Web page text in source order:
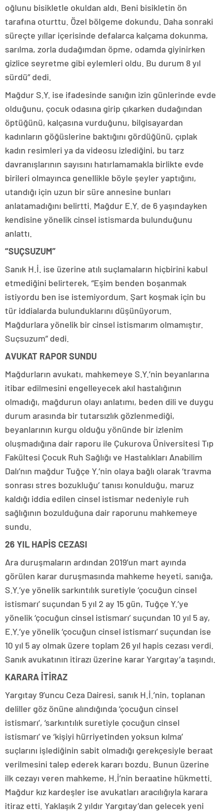
oğlunu bisikletle okuldan aldı. Beni bisikletin ön
tarafına oturttu. Özel bölgeme dokundu. Daha sonraki
süreçte yıllar içerisinde defalarca kalçama dokunma,
sarılma, zorla dudağımdan öpme, odamda giyinirken
gizlice seyretme gibi eylemleri oldu. Bu durum 8 yıl
sürdü” dedi.
Mağdur S.Y. ise ifadesinde sanığın izin günlerinde evde
olduğunu, çocuk odasına girip çıkarken dudağından
öptüğünü, kalçasına vurduğunu, bilgisayardan
kadınların göğüslerine baktığını gördüğünü, çıplak
kadın resimleri ya da videosu izlediğini, bu tarz
davranışlarının sayısını hatırlamamakla birlikte evde
birileri olmayınca genellikle böyle şeyler yaptığını,
utandığı için uzun bir süre annesine bunları
anlatamadığını belirtti. Mağdur E.Y. de 6 yaşındayken
kendisine yönelik cinsel istismarda bulunduğunu
anlattı.
“SUÇSUZUM”
Sanık H.İ. ise üzerine atılı suçlamaların hiçbirini kabul
etmediğini belirterek, “Eşim benden boşanmak
istiyordu ben ise istemiyordum. Şart koşmak için bu
tür iddialarda bulunduklarını düşünüyorum.
Mağdurlara yönelik bir cinsel istismarım olmamıştır.
Suçsuzum” dedi.
AVUKAT RAPOR SUNDU
Mağdurların avukatı, mahkemeye S.Y.’nin beyanlarına
itibar edilmesini engelleyecek akıl hastalığının
olmadığı, mağdurun olayı anlatımı, beden dili ve duygu
durum arasında bir tutarsızlık gözlenmediği,
beyanlarının kurgu olduğu yönünde bir izlenim
oluşmadığına dair raporu ile Çukurova Üniversitesi Tıp
Fakültesi Çocuk Ruh Sağlığı ve Hastalıkları Anabilim
Dalı’nın mağdur Tuğçe Y.’nin olaya bağlı olarak ‘travma
sonrası stres bozukluğu’ tanısı konulduğu, maruz
kaldığı iddia edilen cinsel istismar nedeniyle ruh
sağlığının bozulduğuna dair raporunu mahkemeye
sundu.
26 YIL HAPİS CEZASI
Ara duruşmaların ardından 2019’un mart ayında
görülen karar duruşmasında mahkeme heyeti, sanığa,
S.Y.’ye yönelik sarkıntılık suretiyle ‘çocuğun cinsel
istismarı’ suçundan 5 yıl 2 ay 15 gün, Tuğçe Y.’ye
yönelik ‘çocuğun cinsel istismarı’ suçundan 10 yıl 5 ay,
E.Y.’ye yönelik ‘çocuğun cinsel istismarı’ suçundan ise
10 yıl 5 ay olmak üzere toplam 26 yıl hapis cezası verdi.
Sanık avukatının itirazı üzerine karar Yargıtay’a taşındı.
KARARA İTİRAZ
Yargıtay 9’uncu Ceza Dairesi, sanık H.İ.’nin, toplanan
deliller göz önüne alındığında ‘çocuğun cinsel
istismarı’, ‘sarkıntılık suretiyle çocuğun cinsel
istismarı’ ve ‘kişiyi hürriyetinden yoksun kılma’
suçlarını işlediğinin sabit olmadığı gerekçesiyle beraat
verilmesini talep ederek kararı bozdu. Bunun üzerine
ilk cezayı veren mahkeme, H.İ’nin beraatine hükmetti.
Mağdur kız kardeşler ise avukatları aracılığıyla karara
itiraz etti. Yaklaşık 2 yıldır Yargıtay’dan gelecek yeni